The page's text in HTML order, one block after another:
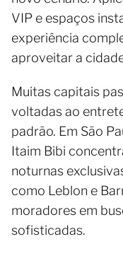
VIP e espaços
experiência
aproveitar a
Muitas capitais
voltadas ao
padrão. Em São
Itaim Bibi
noturnas
como Leblon e
moradores em
sofisticadas.